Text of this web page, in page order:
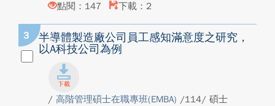
點閱：147
下載：2
3
半導體製造廠公司員工感知滿意度之研究，
以A科技公司為例
/ 高階管理碩士在職專班(EMBA) /114/ 碩士